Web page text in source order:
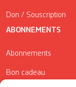
Don / Souscription
ABONNEMENTS
Abonnements
Bon cadeau